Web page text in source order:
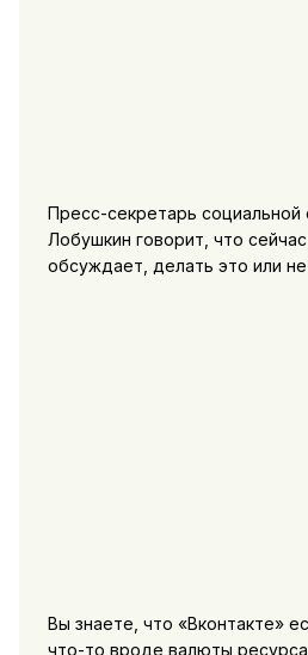
Пресс-секретарь социальной
Лобушкин говорит, что
обсуждает, делать это или
Вы знаете, что «Вконтакте»
что-то вроде валюты